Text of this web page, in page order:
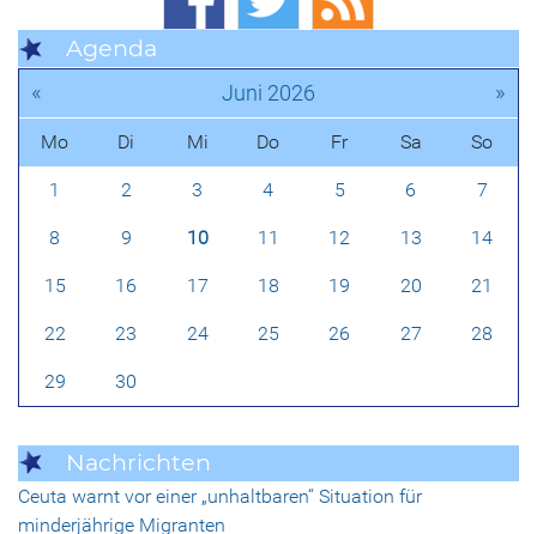
Agenda
« Juni 2026 »
Mo Di Mi Do Fr Sa So
1 2 3 4 5 6 7
8 9 10 11 12 13 14
15 16 17 18 19 20 21
22 23 24 25 26 27 28
29 30
Nachrichten
Ceuta warnt vor einer „unhaltbaren“ Situation für
minderjährige Migranten